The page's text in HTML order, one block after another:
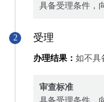
具备受理条件，
2 受理
办理结果： 如不具
审查标准